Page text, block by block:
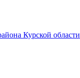
Курской области